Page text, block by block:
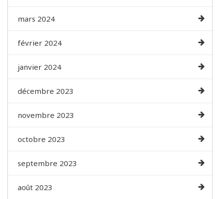
mars 2024
février 2024
janvier 2024
décembre 2023
novembre 2023
octobre 2023
septembre 2023
août 2023